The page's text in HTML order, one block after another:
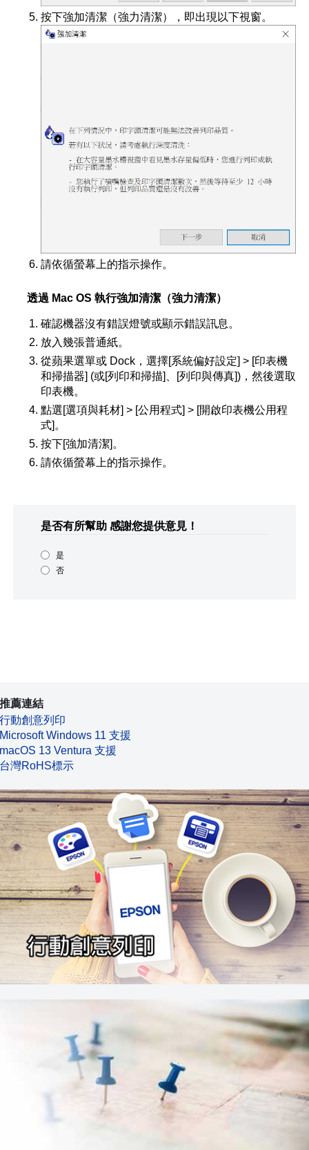
按下強加清潔（強力清潔），即出現以下視窗。
請依循螢幕上的指示操作。
透過 Mac OS 執行強加清潔（強力清潔）
確認機器沒有錯誤燈號或顯示錯誤訊息。
放入幾張普通紙。
從蘋果選單或 Dock，選擇[系統偏好設定] > [印表機
和掃描器] (或[列印和掃描]、[列印與傳真])，然後選取
印表機。
點選[選項與耗材] > [公用程式] > [開啟印表機公用程
式]。
按下[強加清潔]。
請依循螢幕上的指示操作。
是否有所幫助 感謝您提供意見！
是
否
推薦連結
行動創意列印
Microsoft Windows 11 支援
macOS 13 Ventura 支援
台灣RoHS標示